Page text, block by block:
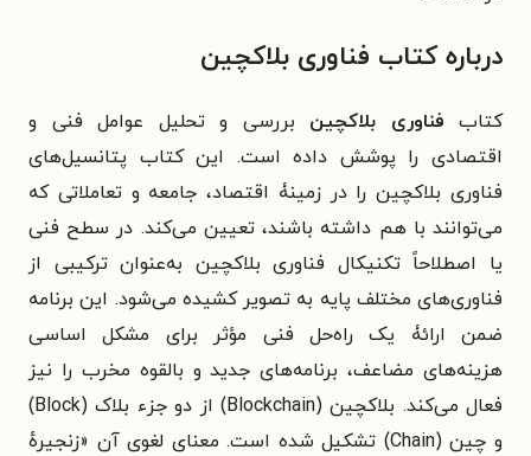
درباره کتاب فناوری بلاکچین
کتاب فناوری بلاکچین بررسی و تحلیل عوامل فنی و
اقتصادی را پوشش داده است. این کتاب پتانسیل‌های
فناوری بلاکچین را در زمینۀ اقتصاد، جامعه و تعاملاتی که
می‌توانند با هم داشته باشند، تعیین می‌کند. در سطح فنی
یا اصطلاحاً تکنیکال فناوری بلاکچین به‌عنوان ترکیبی از
فناوری‌های مختلف پایه به تصویر کشیده می‌شود. این برنامه
ضمن ارائۀ یک راه‌حل فنی مؤثر برای مشکل اساسی
هزینه‌های مضاعف، برنامه‌های جدید و بالقوه مخرب را نیز
فعال می‌کند.
بلاکچین (Blockchain) از دو جزء بلاک (Block)
و چین (Chain) تشکیل شده است. معنای لغوی آن «زنجیرهٔ